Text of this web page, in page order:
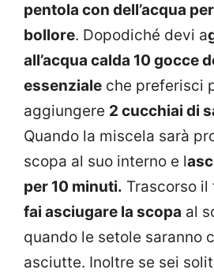
pentola con dell’acqua
bollore. Dopodiché devi a
all’acqua calda 10 gocce
essenziale che preferisci
aggiungere 2 cucchiai di
Quando la miscela sarà
scopa al suo interno e l
per 10 minuti. Trascorso
fai asciugare la scopa al
quando le setole saranno
asciutte. Inoltre se sei